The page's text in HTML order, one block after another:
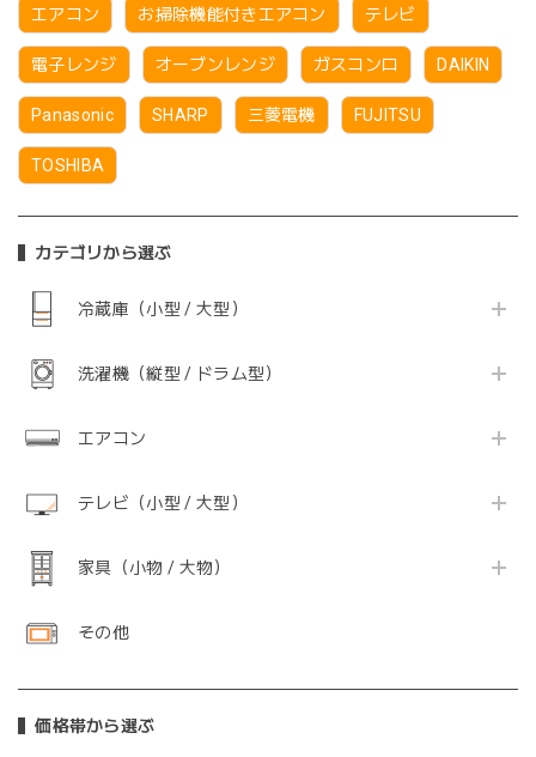
エアコン お掃除機能付きエアコン テレビ
電子レンジ オーブンレンジ ガスコンロ DAIKIN
Panasonic SHARP 三菱電機 FUJITSU
TOSHIBA
カテゴリから選ぶ
冷蔵庫（小型 / 大型）
洗濯機（縦型 / ドラム型）
エアコン
テレビ（小型 / 大型）
家具（小物 / 大物）
その他
価格帯から選ぶ